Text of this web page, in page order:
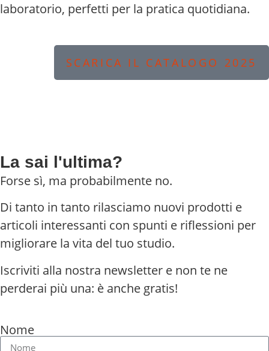
laboratorio, perfetti per la pratica quotidiana.
SCARICA IL CATALOGO 2025
La sai l'ultima?
Forse sì, ma probabilmente no.
Di tanto in tanto rilasciamo nuovi prodotti e
articoli interessanti con spunti e riflessioni per
migliorare la vita del tuo studio.
Iscriviti alla nostra newsletter e non te ne
perderai più una: è anche gratis!
Nome